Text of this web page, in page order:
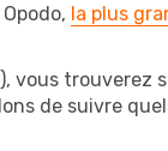
la plus
vous trouverez
de suivre